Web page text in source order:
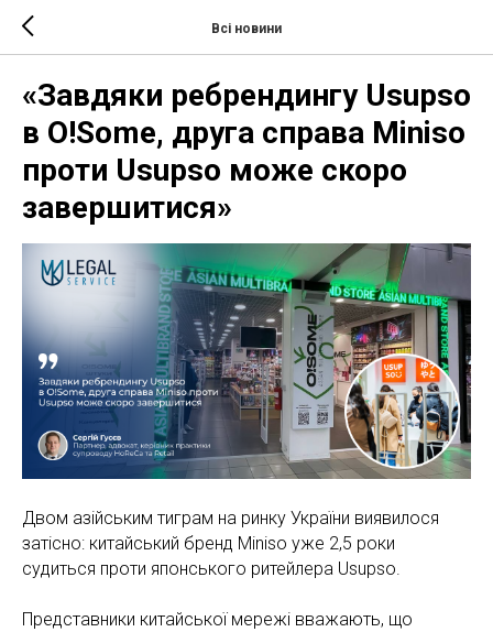
Всі новини
«Завдяки ребрендингу Usupso
в O!Some, друга справа Miniso
проти Usupso може скоро
завершитися»
Двом азійським тиграм на ринку України виявилося
затісно: китайський бренд Miniso уже 2,5 роки
судиться проти японського ритейлера Usupso.
Представники китайської мережі вважають, що